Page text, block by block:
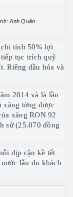
Anh Quân
tính 50% lợi
tục trích quỹ
Riêng dầu hỏa và
2014 và là lần
xăng từng được
xăng RON 92
sử (25.070 đồng
dịp cận kề tết
lẫn du khách